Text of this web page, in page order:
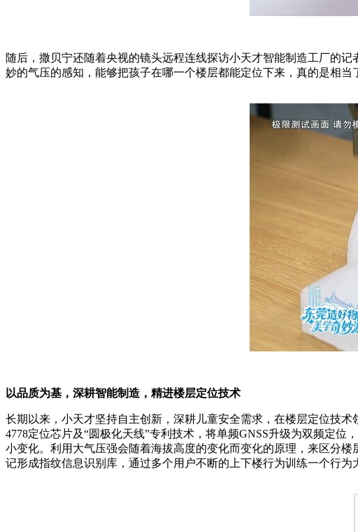
随后，撒贝宁还随着央视的镜头远程连线探访小天才智能制造工厂的
妙的气压的感知，能够把孩子在哪一个楼层都能定位下来，真的是相当
以品质为基，深耕智能制造，精进楼层定位技术
长期以来，小天才坚持自主创新，深耕儿童安全需求，在楼层定位技
4778定位芯片及“圆极化天线”专利技术，将单频GNSS升级为双频定
小变化。利用大气压强会随着海拔高度的变化而变化的原理，来区分
记形成指纹信息识别库，通过多个用户不断的上下楼行为训练一个行